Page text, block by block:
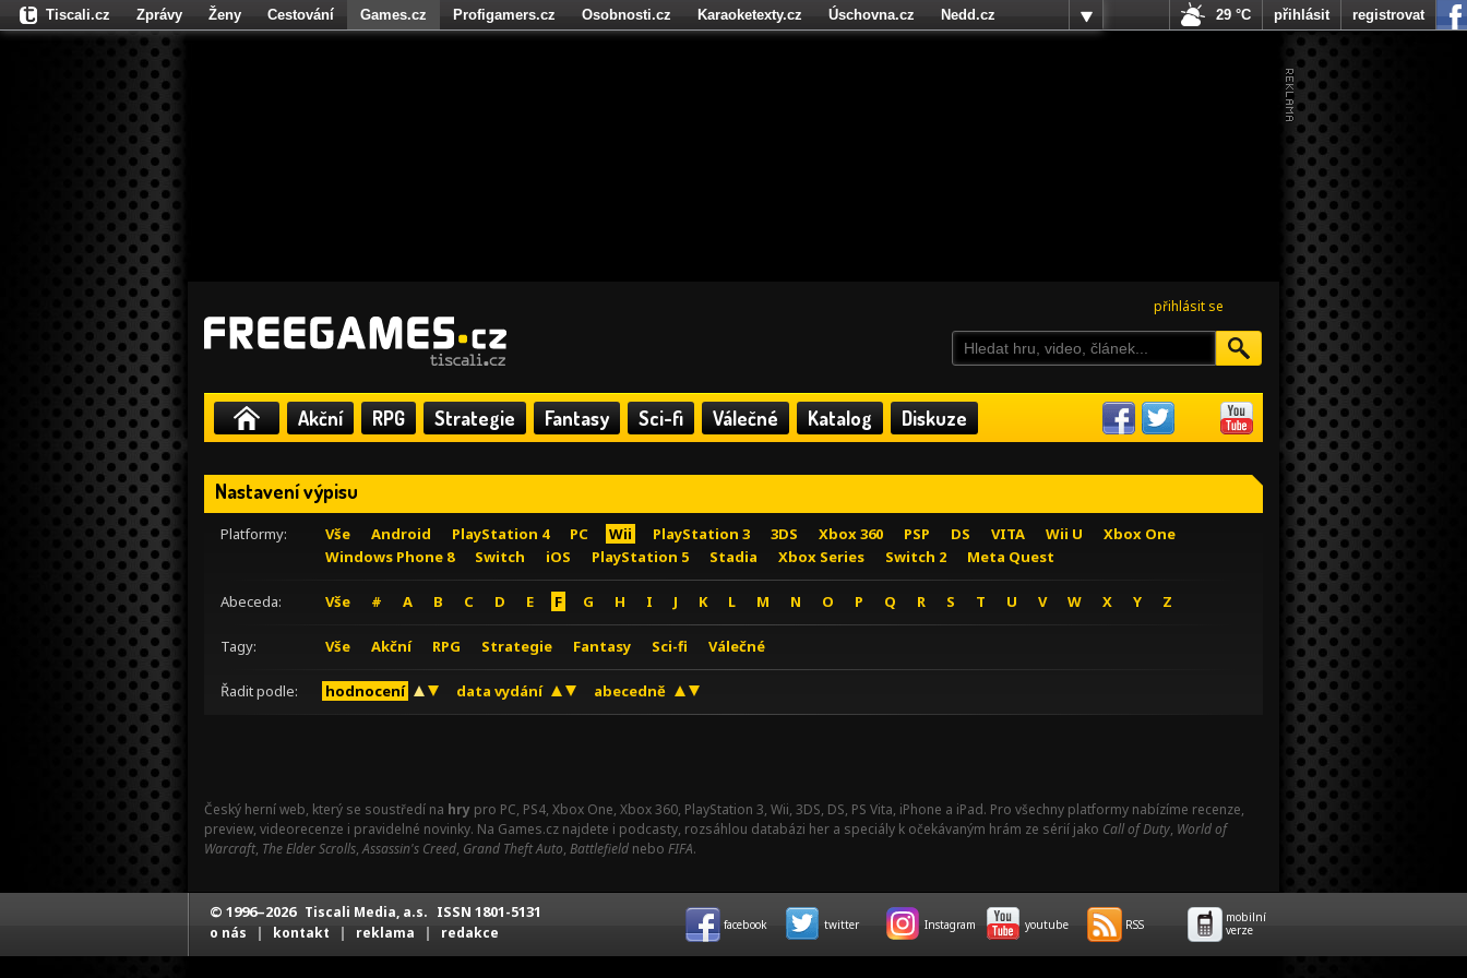
přihlásit se
Akční RPG Strategie Fantasy Sci-fi Válečné Katalog Diskuze
Nastavení výpisu
Platformy: Vše Android PlayStation 4 PC Wii PlayStation 3 3DS Xbox 360 PSP DS VITA Wii U
Xbox One
Windows Phone 8
Switch iOS PlayStation 5 Stadia Xbox Series Switch 2 Meta Quest
Abeceda: Vše # A B C D E F G H I J K L M N O P Q R S T U V W X Y Z
Tagy: Vše Akční RPG Strategie Fantasy Sci-fi Válečné
Řadit podle: hodnocení data vydání abecedně
Český herní web, který se soustředí na hry pro PC, PS4, Xbox One, Xbox 360, PlayStation 3, Wii, 3DS, DS, PS Vita, iPhone a iPad. Pro všechny platformy nabízíme recenze,
preview, videorecenze i pravidelné novinky. Na Games.cz najdete i podcasty, rozsáhlou databázi her a speciály k očekávaným hrám ze sérií jako Call of Duty, World of
Warcraft, The Elder Scrolls,Assassin's Creed, Grand Theft Auto, Battlefield nebo FIFA.
Tiscali.cz Zprávy Ženy Cestování Games.cz Profigamers.cz Osobnosti.cz Karaoketexty.cz Úschovna.cz
Nedd.cz
Fights.cz
29 °C přihlásit registrovat
© 1996–2026 Tiscali Media, a.s. ISSN 1801-5131
o nás | kontakt | reklama | redakce facebook twitter Instagram youtube RSS
mobilní
verze